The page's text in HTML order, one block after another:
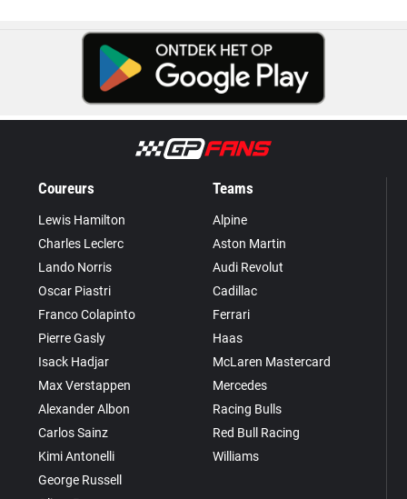
Coureurs
Lewis Hamilton
Charles Leclerc
Lando Norris
Oscar Piastri
Franco Colapinto
Pierre Gasly
Isack Hadjar
Max Verstappen
Alexander Albon
Carlos Sainz
Kimi Antonelli
George Russell
Teams
Alpine
Aston Martin
Audi Revolut
Cadillac
Ferrari
Haas
McLaren Mastercard
Mercedes
Racing Bulls
Red Bull Racing
Williams